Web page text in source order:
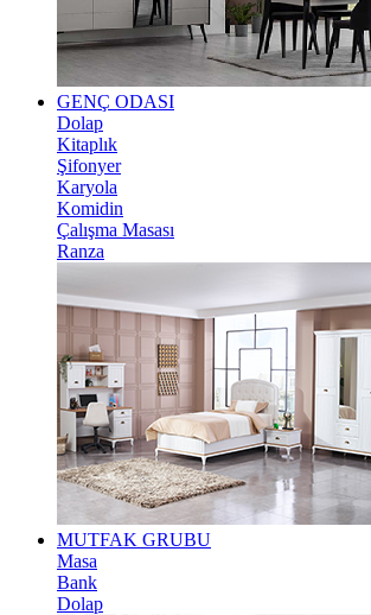
GENÇ ODASI
Dolap
Kitaplık
Şifonyer
Karyola
Komidin
Çalışma Masası
Ranza
MUTFAK GRUBU
Masa
Bank
Dolap